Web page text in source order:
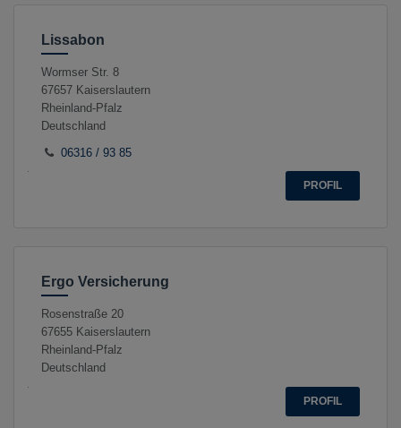
Lissabon
Wormser Str. 8
67657 Kaiserslautern
Rheinland-Pfalz
Deutschland
06316 / 93 85
PROFIL
Ergo Versicherung
Rosenstraße 20
67655 Kaiserslautern
Rheinland-Pfalz
Deutschland
PROFIL